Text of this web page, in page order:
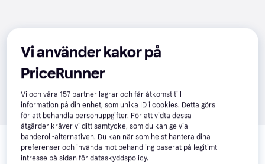
Relaterade produkter
Vi har plockat fram ett urval av produkter som kanske skulle
Vi använder kakor på
PriceRunner
Vi och våra157 partner lagrar och får åtkomst till
information på din enhet, som unika ID i cookies. Detta görs
för att behandla personuppgifter. För att vidta dessa
åtgärder kräver vi ditt samtycke, som du kan ge via
banderoll-alternativen. Du kan när som helst hantera dina
preferenser och invända mot behandling baserat på legitimt
intresse på sidan för dataskyddspolicy.